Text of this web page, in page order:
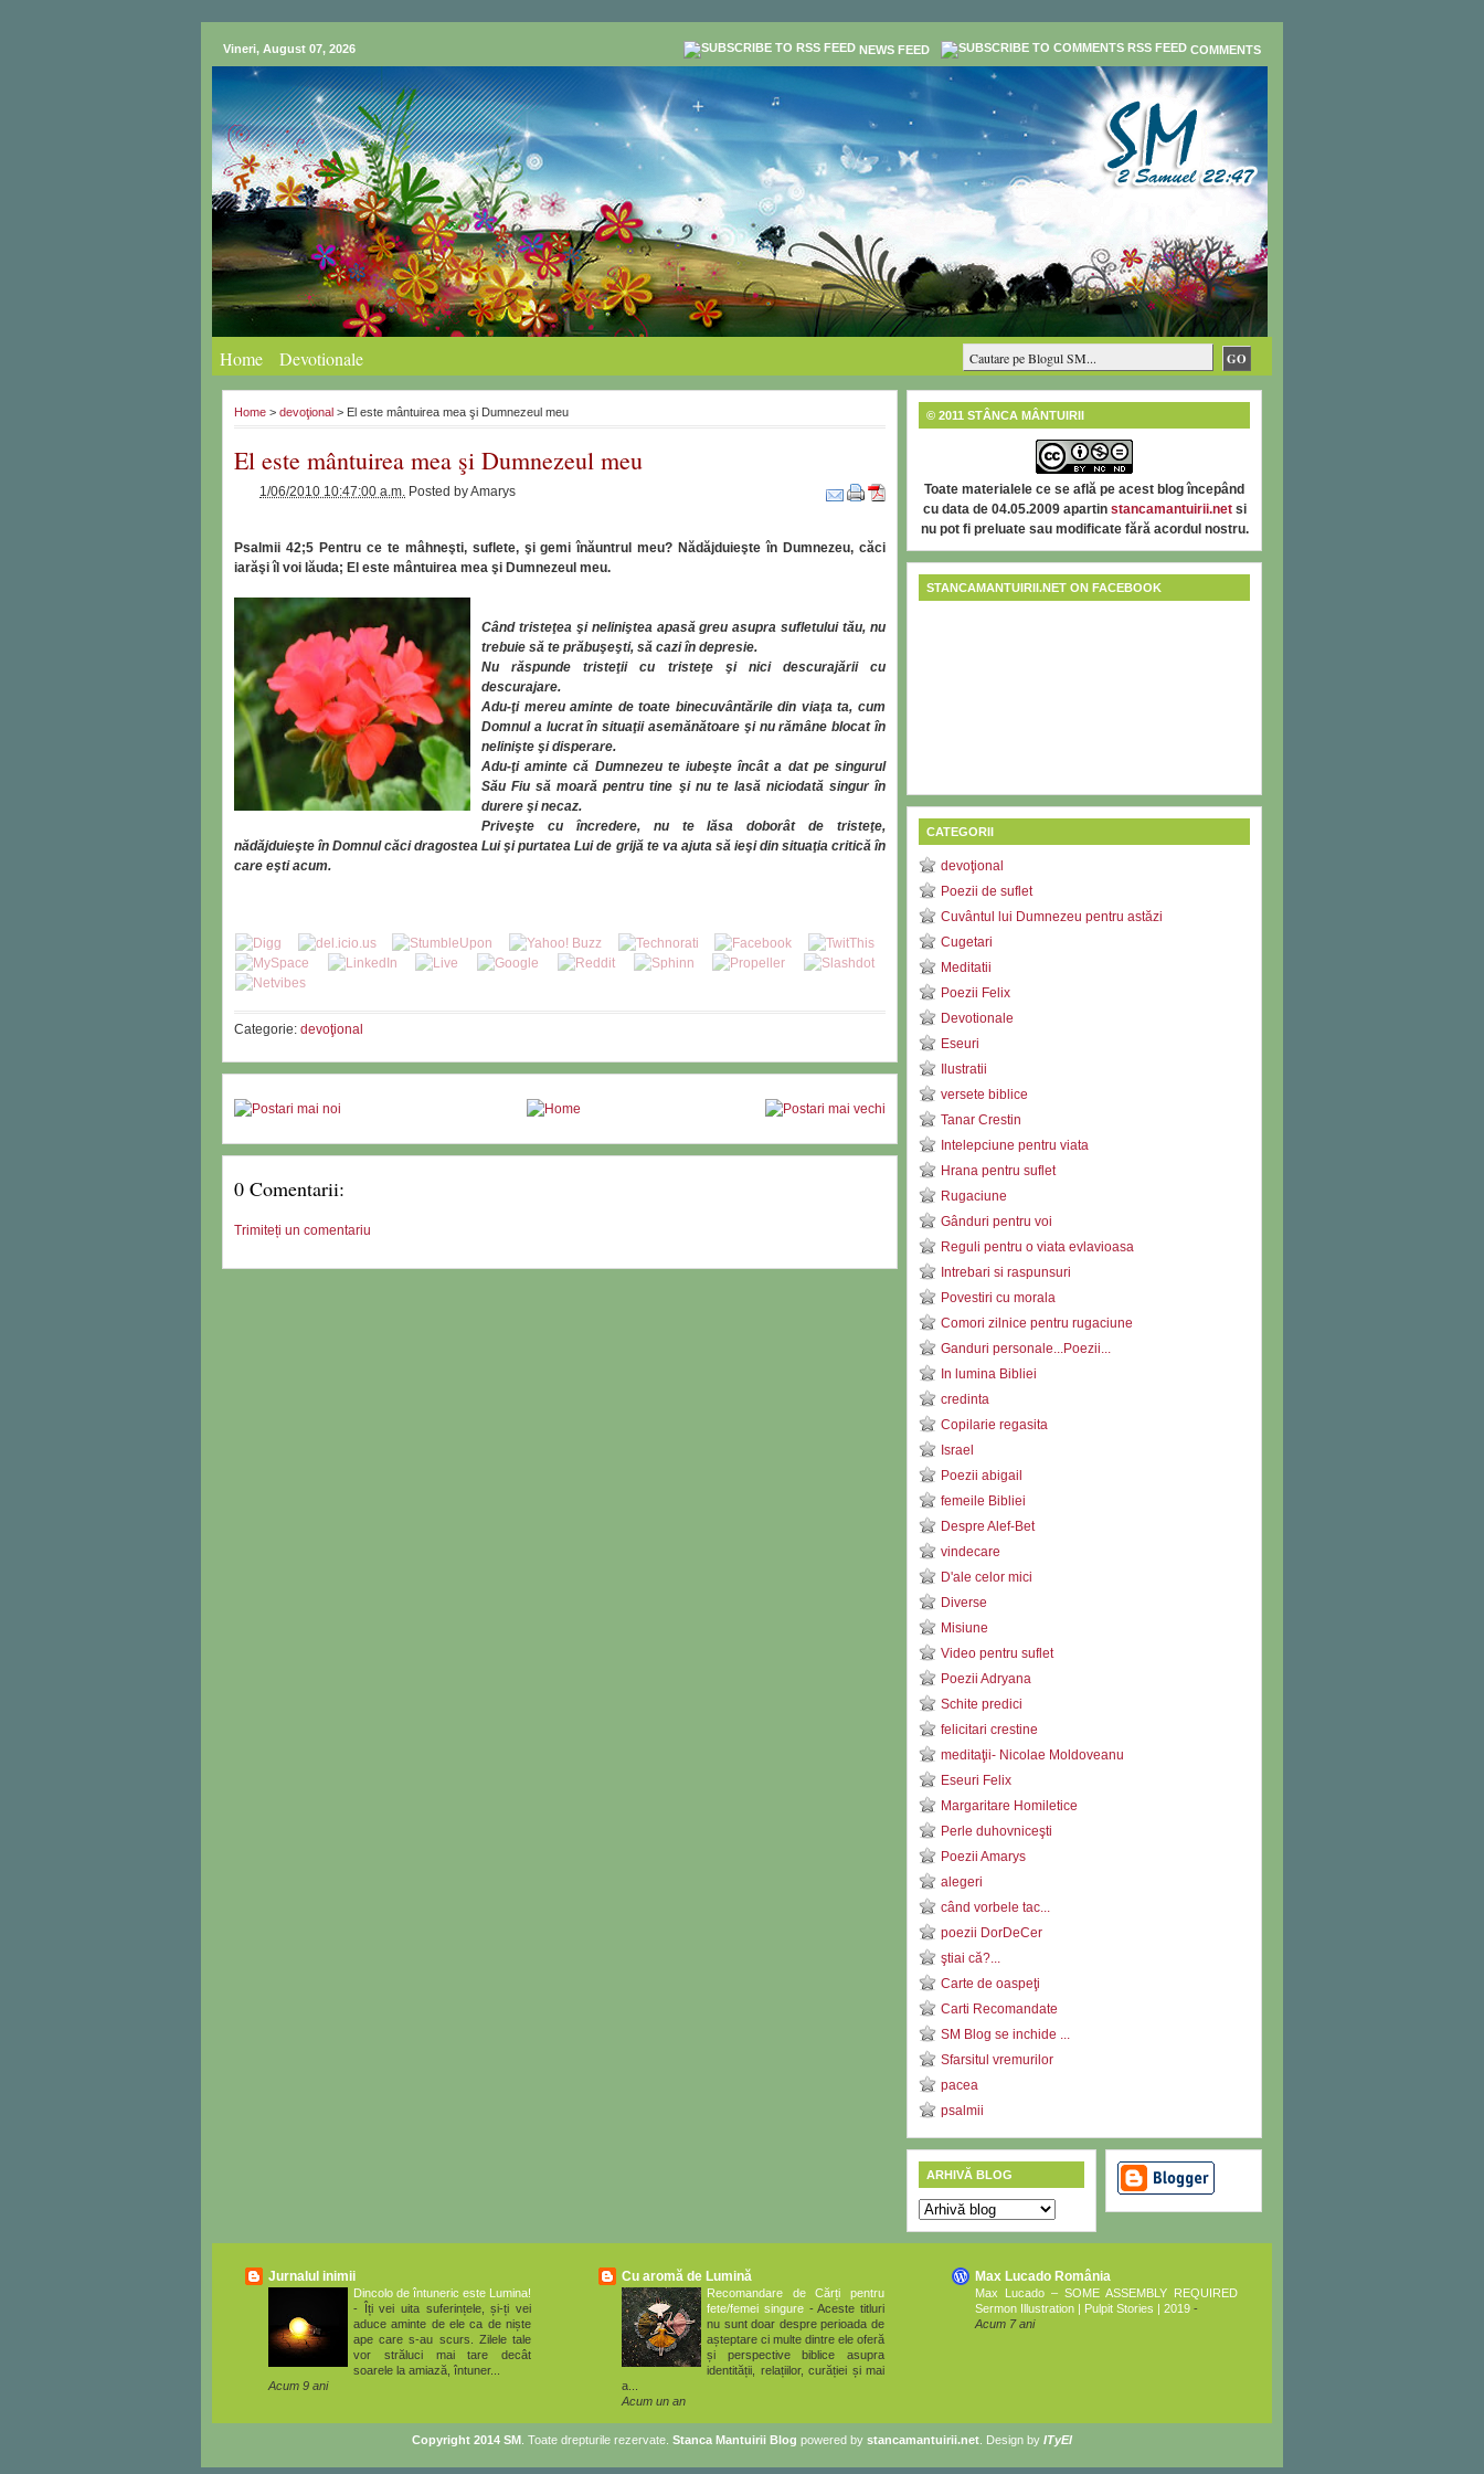
Vineri, August 07, 2026 NEWS FEED COMMENTS
Home Devotionale
Home > devoţional > El este mântuirea mea şi Dumnezeul meu
El este mântuirea mea şi Dumnezeul meu
1/06/2010 10:47:00 a.m. Posted byAmarys
Psalmii 42;5 Pentru ce te mâhneşti, suflete, şi gemi înăuntrul meu? Nădăjduieşte în Dumnezeu, căci
iarăşi îl voi lăuda; El este mântuirea mea şi Dumnezeul meu.
Când tristeţea şi neliniştea apasă greu asupra sufletului tău, nu
trebuie să te prăbuşeşti, să cazi în depresie.
Nu răspunde tristeţii cu tristeţe şi nici descurajării cu
descurajare.
Adu-ţi mereu aminte de toate binecuvântările din viaţa ta, cum
Domnul a lucrat în situaţii asemănătoare şi nu rămâne blocat în
nelinişte şi disperare.
Adu-ţi aminte că Dumnezeu te iubeşte încât a dat pe singurul
Său Fiu să moară pentru tine şi nu te lasă niciodată singur în
durere şi necaz.
Priveşte cu încredere, nu te lăsa doborât de tristeţe,
nădăjduieşte în Domnul căci dragostea Lui şi purtatea Lui de grijă te va ajuta să ieşi din situaţia critică în
care eşti acum.
Categorie: devoţional
0 Comentarii:
Trimiteți un comentariu
© 2011 STÂNCA MÂNTUIRII
Toate materialele ce se află pe acest blog începând
cu data de 04.05.2009 apartin stancamantuirii.netsi
nu pot fi preluate sau modificate fără acordul nostru.
STANCAMANTUIRII.NET ON FACEBOOK
CATEGORII
devoţional
Poezii de suflet
Cuvântul lui Dumnezeu pentru astăzi
Cugetari
Meditatii
Poezii Felix
Devotionale
Eseuri
Ilustratii
versete biblice
Tanar Crestin
Intelepciune pentru viata
Hrana pentru suflet
Rugaciune
Gânduri pentru voi
Reguli pentru o viata evlavioasa
Intrebari si raspunsuri
Povestiri cu morala
Comori zilnice pentru rugaciune
Ganduri personale...Poezii...
In lumina Bibliei
credinta
Copilarie regasita
Israel
Poezii abigail
femeile Bibliei
Despre Alef-Bet
vindecare
D'ale celor mici
Diverse
Misiune
Video pentru suflet
Poezii Adryana
Schite predici
felicitari crestine
meditaţii- Nicolae Moldoveanu
Eseuri Felix
Margaritare Homiletice
Perle duhovniceşti
Poezii Amarys
alegeri
când vorbele tac...
poezii DorDeCer
ştiai că?...
Carte de oaspeţi
Carti Recomandate
SM Blog se inchide ...
Sfarsitul vremurilor
pacea
psalmii
ARHIVĂ BLOG
Jurnalul inimii
Dincolo de întuneric este Lumina!
-
Îți vei uita suferințele, și-ți vei
aduce aminte de ele ca de niște
ape care s-au scurs. Zilele tale
vor străluci mai tare decât
soarele la amiază, întuner...
Acum 9 ani
Cu aromă de Lumină
Recomandare de Cărți pentru
fete/femei singure -Aceste titluri
nu sunt doar despre perioada de
așteptare ci multe dintre ele oferă
și perspective biblice asupra
identității, relațiilor, curăției și mai
a...
Acum un an
Max Lucado România
Max Lucado – SOME ASSEMBLY REQUIRED
Sermon Illustration | Pulpit Stories | 2019 -
Acum 7 ani
Copyright 2014 SM . Toate drepturile rezervate. Stanca Mantuirii Blog powered by stancamantuirii.net . Design by ITyEl